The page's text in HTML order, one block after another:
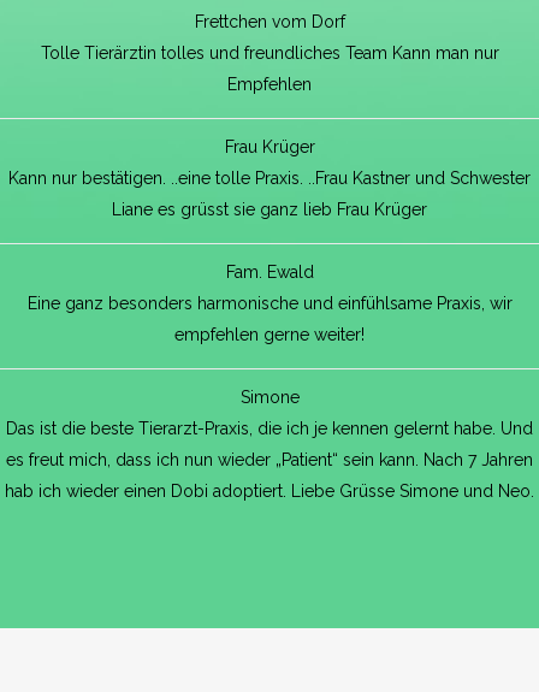
Frettchen vom Dorf
Tolle Tierärztin tolles und freundliches Team Kann man nur
Empfehlen
Frau Krüger
Kann nur bestätigen. ..eine tolle Praxis. ..Frau Kastner und Schwester
Liane es grüsst sie ganz lieb Frau Krüger
Fam. Ewald
Eine ganz besonders harmonische und einfühlsame Praxis, wir
empfehlen gerne weiter!
Simone
Das ist die beste Tierarzt-Praxis, die ich je kennen gelernt habe. Und
es freut mich, dass ich nun wieder „Patient“ sein kann. Nach 7 Jahren
hab ich wieder einen Dobi adoptiert. Liebe Grüsse Simone und Neo.